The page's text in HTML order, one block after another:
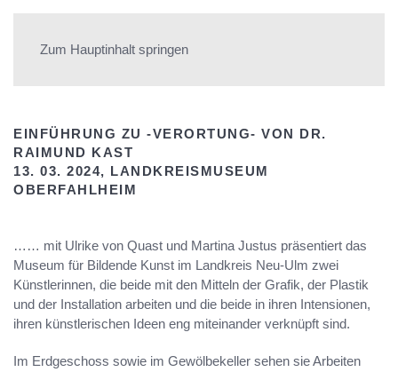
Zum Hauptinhalt springen
ULRIKE VON QUAST
EINFÜHRUNG ZU -VERORTUNG- VON DR.
RAIMUND KAST
13. 03. 2024, LANDKREISMUSEUM
OBERFAHLHEIM
…… mit Ulrike von Quast und Martina Justus präsentiert das
Museum für Bildende Kunst im Landkreis Neu-Ulm zwei
Künstlerinnen, die beide mit den Mitteln der Grafik, der Plastik
und der Installation arbeiten und die beide in ihren Intensionen,
ihren künstlerischen Ideen eng miteinander verknüpft sind.
Im Erdgeschoss sowie im Gewölbekeller sehen sie Arbeiten